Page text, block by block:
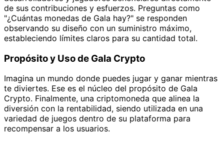
de sus contribuciones y esfuerzos. Preguntas como
"¿Cuántas monedas de Gala hay?" se responden
observando su diseño con un suministro máximo,
estableciendo límites claros para su cantidad total.
Propósito y Uso de Gala Crypto
Imagina un mundo donde puedes jugar y ganar mientras
te diviertes. Ese es el núcleo del propósito de Gala
Crypto. Finalmente, una criptomoneda que alinea la
diversión con la rentabilidad, siendo utilizada en una
variedad de juegos dentro de su plataforma para
recompensar a los usuarios.